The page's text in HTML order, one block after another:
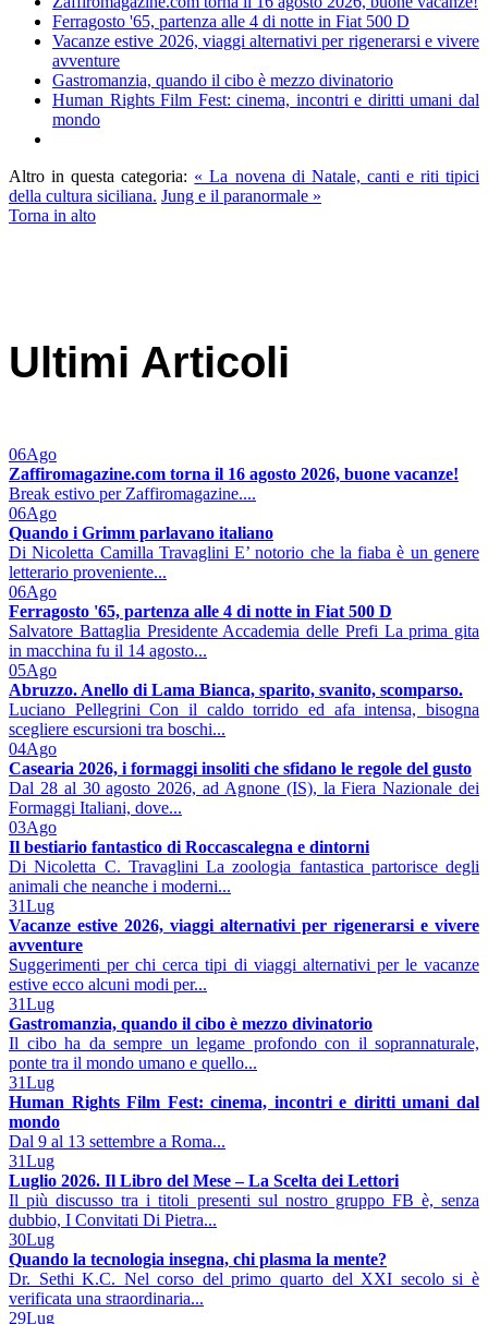
Ferragosto '65, partenza alle 4 di notte in Fiat 500 D
Vacanze estive 2026, viaggi alternativi per rigenerarsi e vivere
avventure
Gastromanzia, quando il cibo è mezzo divinatorio
Human Rights Film Fest: cinema, incontri e diritti umani dal
mondo
Altro in questa categoria: « La novena di Natale, canti e riti tipici
della cultura siciliana. Jung e il paranormale »
Torna in alto
Ultimi Articoli
06Ago
Zaffiromagazine.com torna il 16 agosto 2026, buone vacanze!
Break estivo per Zaffiromagazine....
06Ago
Quando i Grimm parlavano italiano
Di Nicoletta Camilla Travaglini E’ notorio che la fiaba è un genere
letterario proveniente...
06Ago
Ferragosto '65, partenza alle 4 di notte in Fiat 500 D
Salvatore Battaglia Presidente Accademia delle Prefi La prima gita
in macchina fu il 14 agosto...
05Ago
Abruzzo. Anello di Lama Bianca, sparito, svanito, scomparso.
Luciano Pellegrini Con il caldo torrido ed afa intensa, bisogna
scegliere escursioni tra boschi...
04Ago
Casearia 2026, i formaggi insoliti che sfidano le regole del gusto
Dal 28 al 30 agosto 2026, ad Agnone (IS), la Fiera Nazionale dei
Formaggi Italiani, dove...
03Ago
Il bestiario fantastico di Roccascalegna e dintorni
Di Nicoletta C. Travaglini La zoologia fantastica partorisce degli
animali che neanche i moderni...
31Lug
Vacanze estive 2026, viaggi alternativi per rigenerarsi e vivere
avventure
Suggerimenti per chi cerca tipi di viaggi alternativi per le vacanze
estive ecco alcuni modi per...
31Lug
Gastromanzia, quando il cibo è mezzo divinatorio
Il cibo ha da sempre un legame profondo con il soprannaturale,
ponte tra il mondo umano e quello...
31Lug
Human Rights Film Fest: cinema, incontri e diritti umani dal
mondo
Dal 9 al 13 settembre a Roma...
31Lug
Luglio 2026. Il Libro del Mese – La Scelta dei Lettori
Il più discusso tra i titoli presenti sul nostro gruppo FB è, senza
dubbio, I Convitati Di Pietra...
30Lug
Quando la tecnologia insegna, chi plasma la mente?
Dr. Sethi K.C. Nel corso del primo quarto del XXI secolo si è
verificata una straordinaria...
29Lug